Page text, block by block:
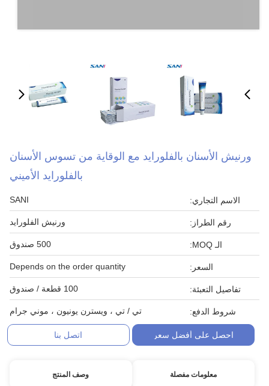
ورنيش الأسنان بالفلورايد مع الوقاية من تسوس الأسنان
بالفلورايد الأميني
الاسم التجاري: SANI
رقم الطراز: ورنيش الفلورايد
الـ MOQ: 500 صندوق
السعر: Depends on the order quantity
تفاصيل التعبئة: 100 قطعة / صندوق
شروط الدفع: تي / تي ، ويسترن يونيون ، موني جرام
احصل على أفضل سعر اتصل بنا
معلومات مفصلة وصف المنتج